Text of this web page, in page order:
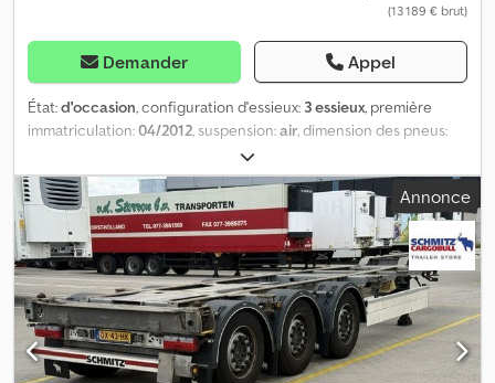
(13 189 € brut)
Demander Appel
État:d'occasion, configuration d'essieux: 3 essieux, première
immatriculation:04/2012, suspension:air, dimension des pneus:
, Année de construction:
Configuration des essieux Dimension des pneus : 385/65 R22.5
Dsdpfx Afozra Tlj Reck Marque des essieux : SAF Freins : freins à
disque Suspension : suspension pneumatique Essieu arrière 1 :
profil du pneu gauche : 4 mm ; droit : 12 mm Essieu arrière 2 : profil
du pneu gauche : 12 mm ; droit : 12 mm Essieu arrière 3 : profil du
pneu gauche : 10 mm ; droit : 9 mm Poids Poids à vide : 6 595 kg
Charge utile : 32 405 kg PTAC : 39 000 kg État Dommages : aucun
Annonce